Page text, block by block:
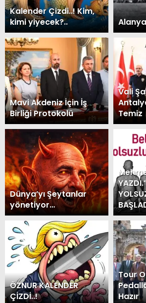
Kalender Çizdi..! Kim,
kimi yiyecek?..
Mavi Akdeniz İçin İş
Birliği Protokolü
Vali
Temiz
Dünya’yı Şeytanlar
yönetiyor…
ÖZNUR KALENDER
ÇİZDİ..!
Tour
Hazır